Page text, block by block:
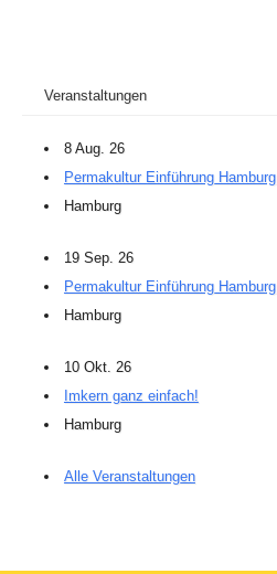
Veranstaltungen
8 Aug. 26
Permakultur Einführung Hamburg
Hamburg
19 Sep. 26
Permakultur Einführung Hamburg
Hamburg
10 Okt. 26
Imkern ganz einfach!
Hamburg
Alle Veranstaltungen